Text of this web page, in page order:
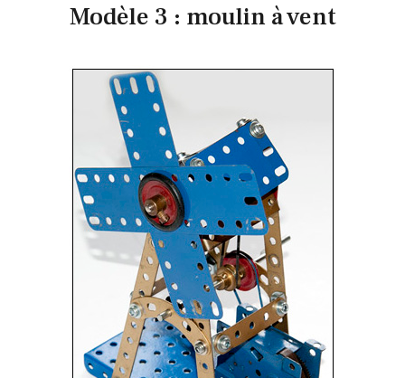
Modèle 3 : moulin à vent